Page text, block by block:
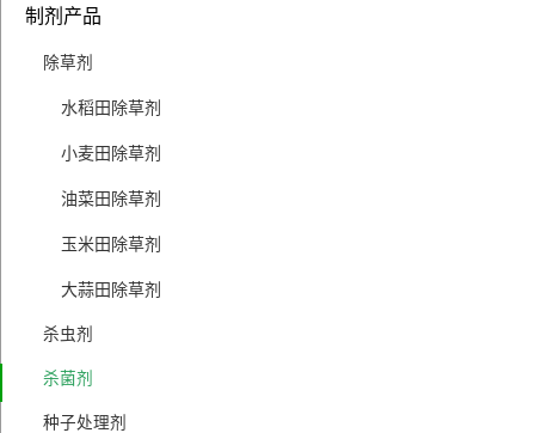
制剂产品
除草剂
水稻田除草剂
小麦田除草剂
油菜田除草剂
玉米田除草剂
大蒜田除草剂
杀虫剂
杀菌剂
种子处理剂